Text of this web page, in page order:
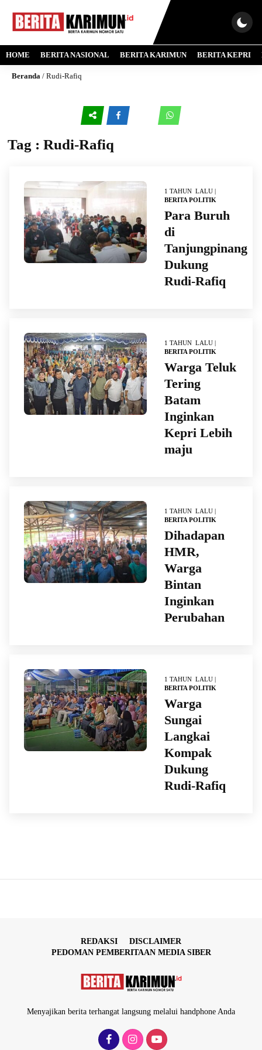
HOME BERITA NASIONAL BERITA KARIMUN BERITA KEPRI
Beranda / Rudi-Rafiq
Tag : Rudi-Rafiq
1 TAHUN LALU |
BERITA POLITIK
Para Buruh
di
Tanjungpinang
Dukung
Rudi-Rafiq
1 TAHUN LALU |
BERITA POLITIK
Warga Teluk
Tering
Batam
Inginkan
Kepri Lebih
maju
1 TAHUN LALU |
BERITA POLITIK
Dihadapan
HMR,
Warga
Bintan
Inginkan
Perubahan
1 TAHUN LALU |
BERITA POLITIK
Warga
Sungai
Langkai
Kompak
Dukung
Rudi-Rafiq
REDAKSI
DISCLAIMER
PEDOMAN PEMBERITAAN MEDIA SIBER
Menyajikan berita terhangat langsung melalui handphone Anda